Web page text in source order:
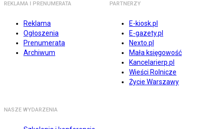
REKLAMA I PRENUMERATA
Reklama
Ogłoszenia
Prenumerata
Archiwum
PARTNERZY
E-kiosk.pl
E-gazety.pl
Nexto.pl
Mała księgowość
Kancelarierp.pl
Wieści Rolnicze
Życie Warszawy
NASZE WYDARZENIA